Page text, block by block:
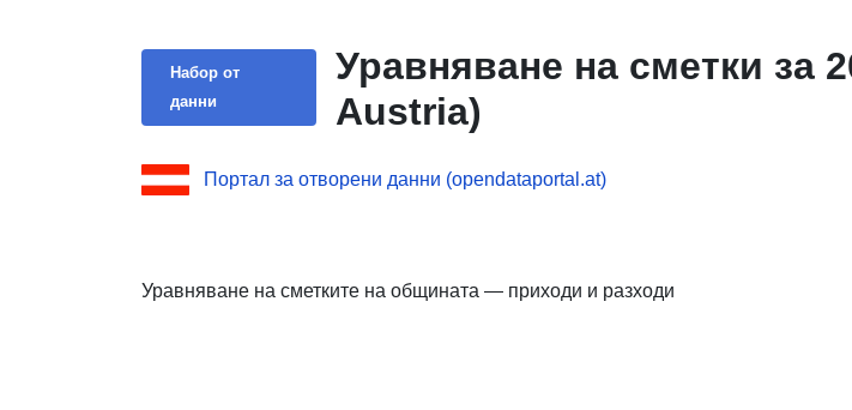
Набор от
данни
Уравняване на сметки за
Austria)
Портал за отворени данни (opendataportal.at)
Уравняване на сметките на общината — приходи и разходи